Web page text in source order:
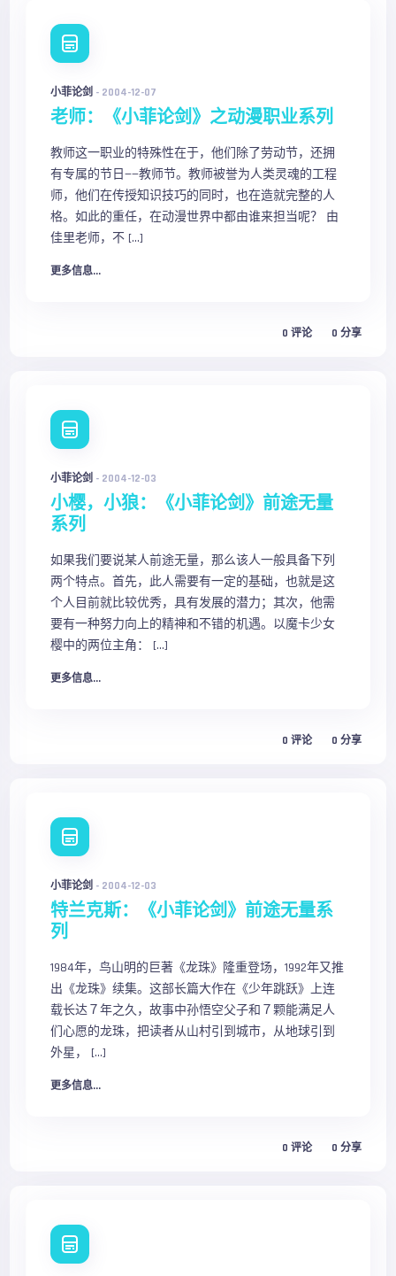
小菲论剑- 2004-12-07
老师：《小菲论剑》之动漫职业系列
教师这一职业的特殊性在于，他们除了劳动节，还拥
有专属的节日——教师节。教师被誉为人类灵魂的工程
师，他们在传授知识技巧的同时，也在造就完整的人
格。如此的重任，在动漫世界中都由谁来担当呢？ 由
佳里老师，不 […]
更多信息...
0 评论 0 分享
小菲论剑- 2004-12-03
小樱，小狼：《小菲论剑》前途无量
系列
如果我们要说某人前途无量，那么该人一般具备下列
两个特点。首先，此人需要有一定的基础，也就是这
个人目前就比较优秀，具有发展的潜力；其次，他需
要有一种努力向上的精神和不错的机遇。以魔卡少女
樱中的两位主角： […]
更多信息...
0 评论 0 分享
小菲论剑- 2004-12-03
特兰克斯：《小菲论剑》前途无量系
列
1984年，鸟山明的巨著《龙珠》隆重登场，1992年又推
出《龙珠》续集。这部长篇大作在《少年跳跃》上连
载长达７年之久，故事中孙悟空父子和７颗能满足人
们心愿的龙珠，把读者从山村引到城市，从地球引到
外星， […]
更多信息...
0 评论 0 分享